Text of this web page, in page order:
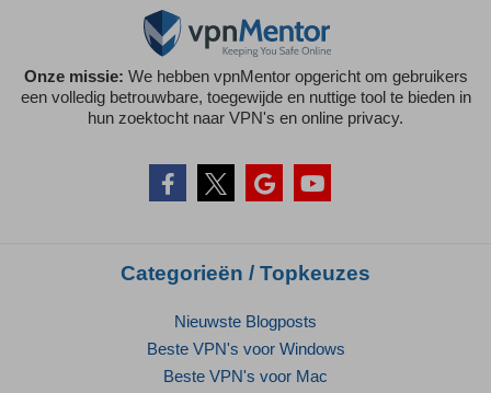
Onze missie: We hebben vpnMentor opgericht om gebruikers
een volledig betrouwbare, toegewijde en nuttige tool te bieden in
hun zoektocht naar VPN's en online privacy.
Categorieën / Topkeuzes
Nieuwste Blogposts
Beste VPN's voor Windows
Beste VPN's voor Mac